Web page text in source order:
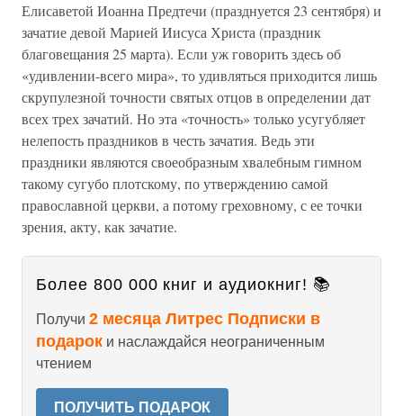
Елисаветой Иоанна Предтечи (празднуется 23 сентября) и
зачатие девой Марией Иисуса Христа (праздник
благовещания 25 марта). Если уж говорить здесь об
«удивлении-всего мира», то удивляться приходится лишь
скрупулезной точности святых отцов в определении дат
всех трех зачатий. Но эта «точность» только усугубляет
нелепость праздников в честь зачатия. Ведь эти
праздники являются своеобразным хвалебным гимном
такому сугубо плотскому, по утверждению самой
православной церкви, а потому греховному, с ее точки
зрения, акту, как зачатие.
Более 800 000 книг и аудиокниг! 📚
Получи 2 месяца Литрес Подписки в
подарок и наслаждайся неограниченным
чтением
ПОЛУЧИТЬ ПОДАРОК